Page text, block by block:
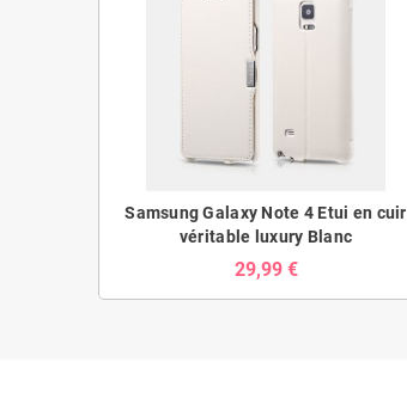
Samsung Galaxy Note 4 Etui en cuir
véritable luxury Blanc
29,99 €